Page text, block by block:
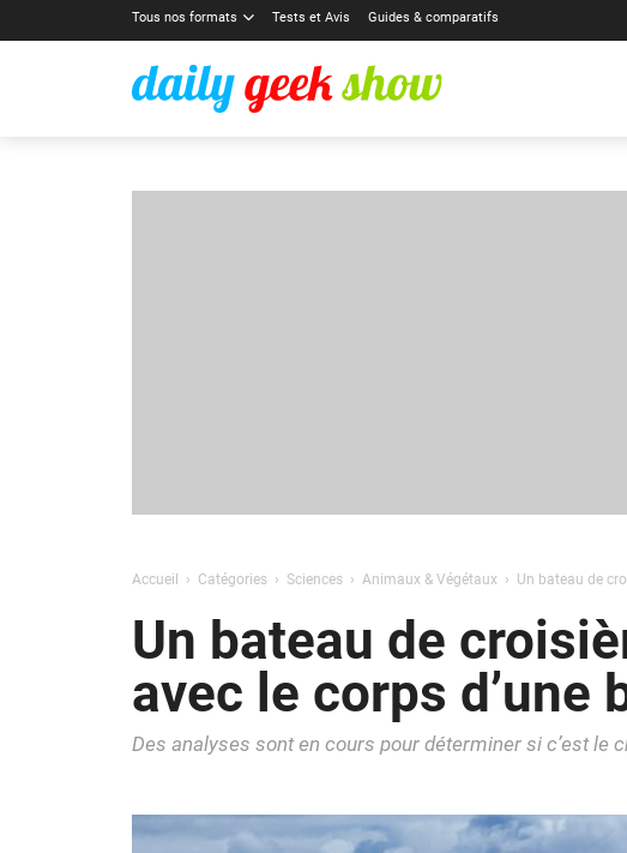
Tous nos formats Tests et Avis Guides & comparatifs
Accueil Catégories Sciences Animaux & Végétaux Un bateau de
Un bateau de
avec le corps d’une
Des analyses sont en cours pour déterminer si c’est le